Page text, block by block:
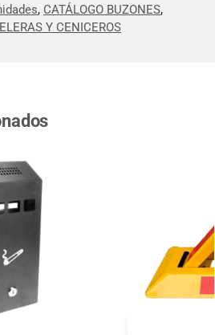
, CATÁLOGO BUZONES,
Y CENICEROS